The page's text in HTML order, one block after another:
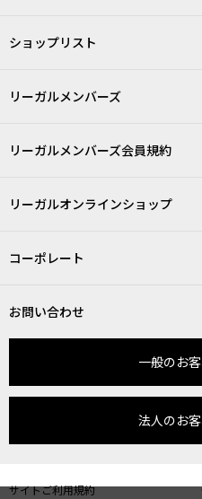
ショップリスト
リーガルメンバーズ
リーガルメンバーズ会員規約
リーガルオンラインショップ
コーポレート
お問い合わせ
一般のお
法人のお
サイトご利用規約